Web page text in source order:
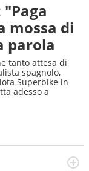
"Paga
mossa di
parola
tanto attesa di
spagnolo,
Superbike in
adesso a